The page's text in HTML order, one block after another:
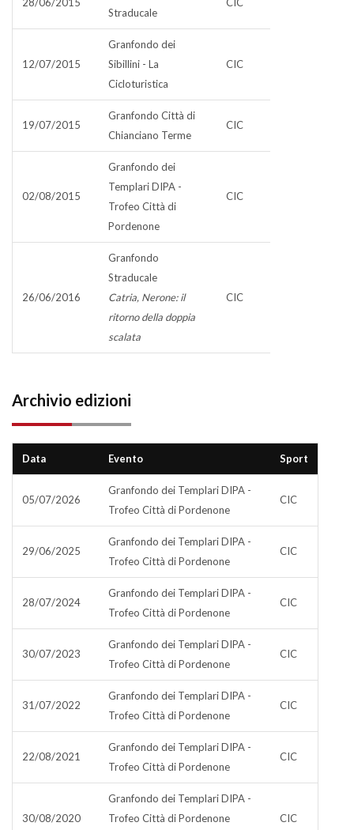
Straducale
12/07/2015
Granfondo dei
Sibillini - La
Cicloturistica
CIC
19/07/2015
Granfondo Città di
Chianciano Terme
CIC
02/08/2015
Granfondo dei
Templari DIPA -
Trofeo Città di
Pordenone
CIC
26/06/2016
Granfondo
Straducale
Catria, Nerone: il
ritorno della doppia
scalata
CIC
Archivio edizioni
Data Evento Sport
05/07/2026
Granfondo dei Templari DIPA -
Trofeo Città di Pordenone
CIC
29/06/2025
Granfondo dei Templari DIPA -
Trofeo Città di Pordenone
CIC
28/07/2024
Granfondo dei Templari DIPA -
Trofeo Città di Pordenone
CIC
30/07/2023
Granfondo dei Templari DIPA -
Trofeo Città di Pordenone
CIC
31/07/2022
Granfondo dei Templari DIPA -
Trofeo Città di Pordenone
CIC
22/08/2021
Granfondo dei Templari DIPA -
Trofeo Città di Pordenone
CIC
30/08/2020
Granfondo dei Templari DIPA -
Trofeo Città di Pordenone
CIC